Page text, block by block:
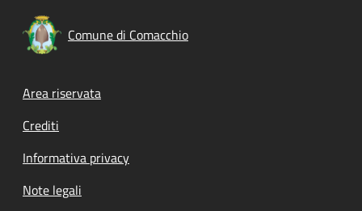
Comune di Comacchio
Footer menu
Area riservata
Crediti
Informativa privacy
Note legali